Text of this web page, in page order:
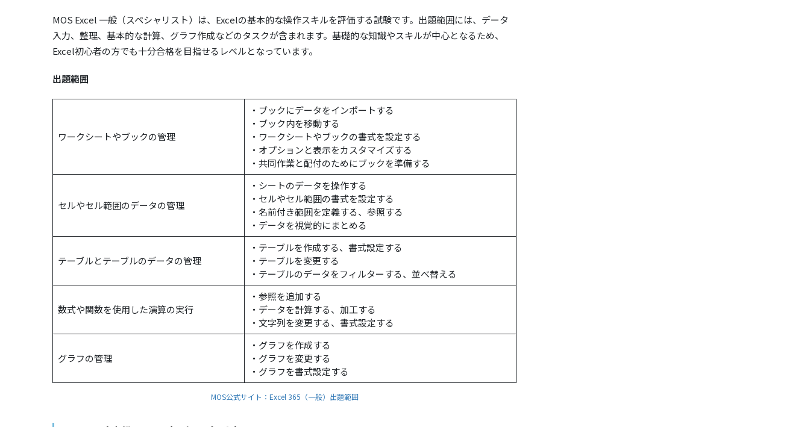
MOS Excel 一般（スペシャリスト）は、Excelの基本的な操作スキルを評価する試験です。出題範囲には、データ
入力、整理、基本的な計算、グラフ作成などのタスクが含まれます。基礎的な知識やスキルが中心となるため、
Excel初心者の方でも十分合格を目指せるレベルとなっています。
出題範囲
ワークシートやブックの管理
・ブックにデータをインポートする
・ブック内を移動する
・ワークシートやブックの書式を設定する
・オプションと表示をカスタマイズする
・共同作業と配付のためにブックを準備する
セルやセル範囲のデータの管理
・シートのデータを操作する
・セルやセル範囲の書式を設定する
・名前付き範囲を定義する、参照する
・データを視覚的にまとめる
テーブルとテーブルのデータの管理
・テーブルを作成する、書式設定する
・テーブルを変更する
・テーブルのデータをフィルターする、並べ替える
数式や関数を使用した演算の実行
・参照を追加する
・データを計算する、加工する
・文字列を変更する、書式設定する
グラフの管理
・グラフを作成する
・グラフを変更する
・グラフを書式設定する
MOS公式サイト：Excel 365（一般）出題範囲